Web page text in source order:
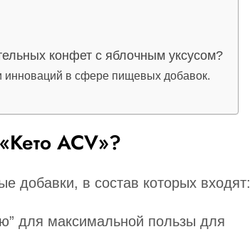
конфет с яблочным уксусом?
в сфере пищевых добавок.
ACV»?
добавки, в состав которых входят:
для максимальной пользы для